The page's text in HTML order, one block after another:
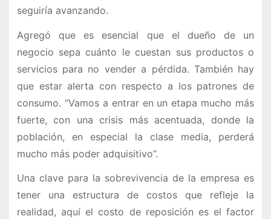
seguiría avanzando.
Agregó que es esencial que el dueño de un
negocio sepa cuánto le cuestan sus productos o
servicios para no vender a pérdida. También hay
que estar alerta con respecto a los patrones de
consumo. “Vamos a entrar en un etapa mucho más
fuerte, con una crisis más acentuada, donde la
población, en especial la clase media, perderá
mucho más poder adquisitivo”.
Una clave para la sobrevivencia de la empresa es
tener una estructura de costos que refleje la
realidad, aquí el costo de reposición es el factor